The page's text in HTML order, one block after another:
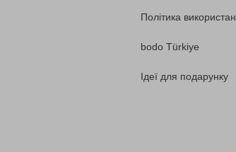
Політика
bodo Türkiye
Ідеї для подарунку